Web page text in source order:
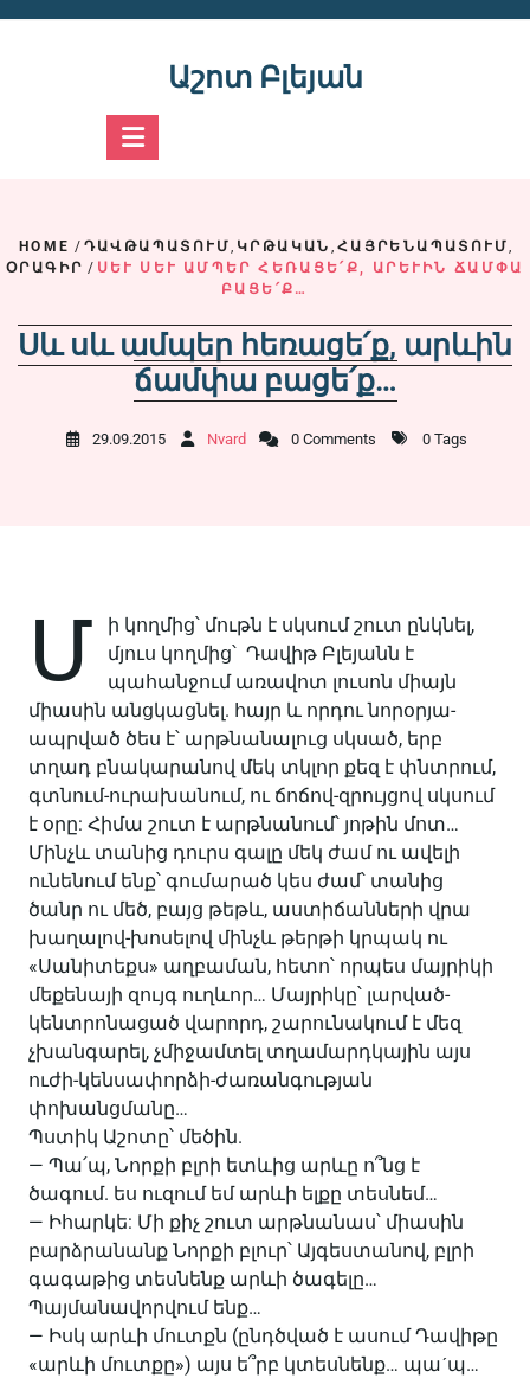
Աշոտ Բլեյան
HOME / ԴԱՎԹԱՊԱՏՈՒՄ, ԿՐԹԱԿԱՆ , ՀԱՅՐԵՆԱՊԱՏՈՒՄ,
ՕՐԱԳԻՐ / ՍԵՒ ՍԵՒ ԱՄՊԵՐ ՀԵՌԱՑԵ՛Ք, ԱՐԵՒԻՆ ՃԱՄՓԱ ԲԱՑ
Ե՛Ք…
Սև սև ամպեր հեռացե՛ք, արևին
ճամփա բացե՛ք…
29.09.2015 Nvard 0 Comments 0 Tags
Մ
ի կողմից՝ մութն է սկսում շուտ ընկնել,
մյուս կողմից՝ Դավիթ Բլեյանն է
պահանջում առավոտ լուսոն միայն
միասին անցկացնել. հայր և որդու նորօրյա-
ապրված ծես է՝ արթնանալուց սկսած, երբ
տղադ բնակարանով մեկ տկլոր քեզ է փնտրում,
գտնում-ուրախանում, ու ճոճով-զրույցով սկսում
է օրը: Հիմա շուտ է արթնանում՝ յոթին մոտ…
Մինչև տանից դուրս գալը մեկ ժամ ու ավելի
ունենում ենք՝ գումարած կես ժամ՝ տանից
ծանր ու մեծ, բայց թեթև, աստիճանների վրա
խաղալով-խոսելով մինչև թերթի կրպակ ու
«Սանիտեքս» աղբաման, հետո՝ որպես մայրիկի
մեքենայի զույգ ուղևոր… Մայրիկը՝ լարված-
կենտրոնացած վարորդ, շարունակում է մեզ
չխանգարել, չմիջամտել տղամարդկային այս
ուժի-կենսափորձի-ժառանգության
փոխանցմանը…
Պստիկ Աշոտը՝ մեծին.
— Պա՛պ, Նորքի բլրի ետևից արևը ո՞նց է
ծագում. ես ուզում եմ արևի ելքը տեսնեմ…
— Իհարկե: Մի քիչ շուտ արթնանաս՝ միասին
բարձրանանք Նորքի բլուր՝ Այգեստանով, բլրի
գագաթից տեսնենք արևի ծագելը…
Պայմանավորվում ենք…
— Իսկ արևի մուտքն (ընդծված է ասում Դավիթը
«արևի մուտքը») այս ե՞րբ կտեսնենք… պաˊպ…